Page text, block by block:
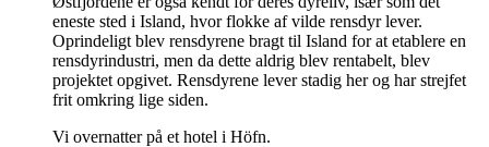
eneste sted i Island, hvor flokke af vilde rensdyr lever.
Oprindeligt blev rensdyrene bragt til Island for at etablere en
rensdyrindustri, men da dette aldrig blev rentabelt, blev
projektet opgivet. Rensdyrene lever stadig her og har strejfet
frit omkring lige siden.
Vi overnatter på et hotel i Höfn.